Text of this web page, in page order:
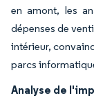
en amont, les
dépenses de
intérieur,
parcs
Analyse de